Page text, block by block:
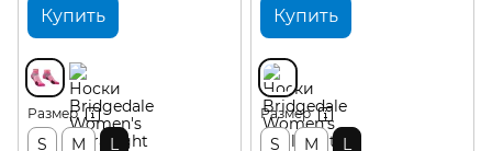
Купить
Размер
S M L
Купить
Размер
S M L